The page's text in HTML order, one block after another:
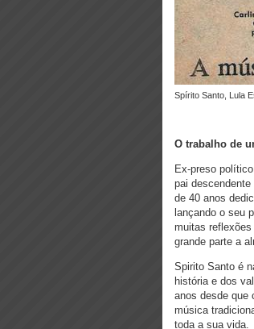
Spírito Santo, Lula
O trabalho de
Ex-preso
pai
de 40 anos
lançando o seu
muitas
grande parte a
Spirito Santo é
história e dos
anos desde que
música
toda a sua vida.